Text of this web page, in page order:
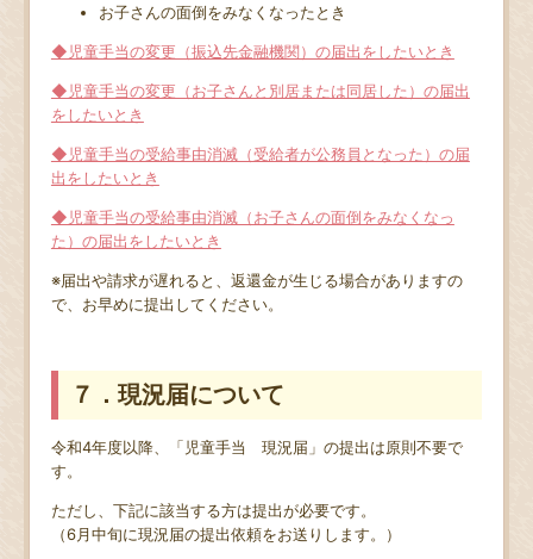
お子さんの面倒をみなくなったとき
◆児童手当の変更（振込先金融機関）の届出をしたいとき
◆児童手当の変更（お子さんと別居または同居した）の届出
をしたいとき
◆児童手当の受給事由消滅（受給者が公務員となった）の届
出をしたいとき
◆児童手当の受給事由消滅（お子さんの面倒をみなくなっ
た）の届出をしたいとき
※届出や請求が遅れると、返還金が生じる場合がありますの
で、お早めに提出してください。
７．現況届について
令和4年度以降、「児童手当 現況届」の提出は原則不要で
す。
ただし、下記に該当する方は提出が必要です。
（6月中旬に現況届の提出依頼をお送りします。）